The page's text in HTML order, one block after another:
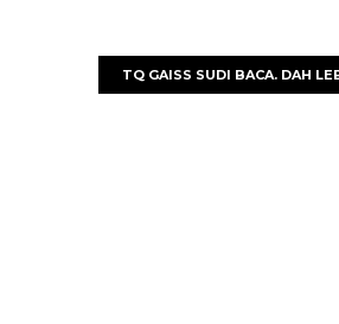
TQ GAISS SUDI BACA. DAH